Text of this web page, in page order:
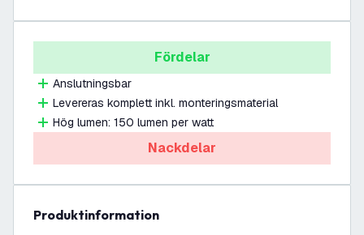
Fördelar
Anslutningsbar
Levereras komplett inkl. monteringsmaterial
Hög lumen: 150 lumen per watt
Nackdelar
produktinformation